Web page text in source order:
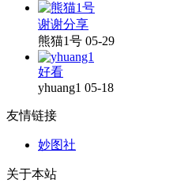
谢谢分享
熊猫1号 05-29
好看
yhuang1 05-18
友情链接
妙图社
关于本站